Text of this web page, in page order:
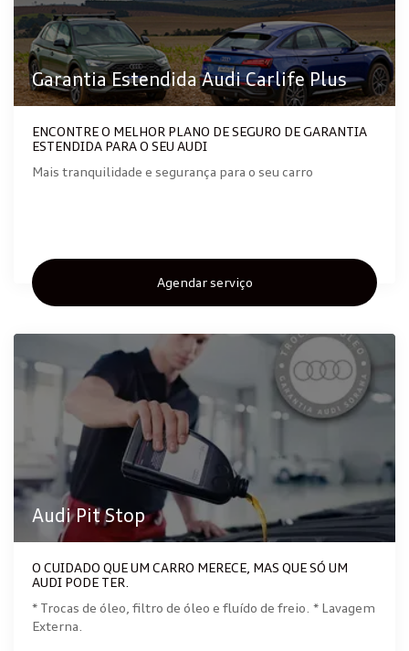
Garantia Estendida Audi Carlife Plus
ENCONTRE O MELHOR PLANO DE SEGURO DE GARANTIA
ESTENDIDA PARA O SEU AUDI
Mais tranquilidade e segurança para o seu carro
Agendar serviço
Audi Pit Stop
O CUIDADO QUE UM CARRO MERECE, MAS QUE SÓ UM
AUDI PODE TER.
* Trocas de óleo, filtro de óleo e fluído de freio. * Lavagem
Externa.